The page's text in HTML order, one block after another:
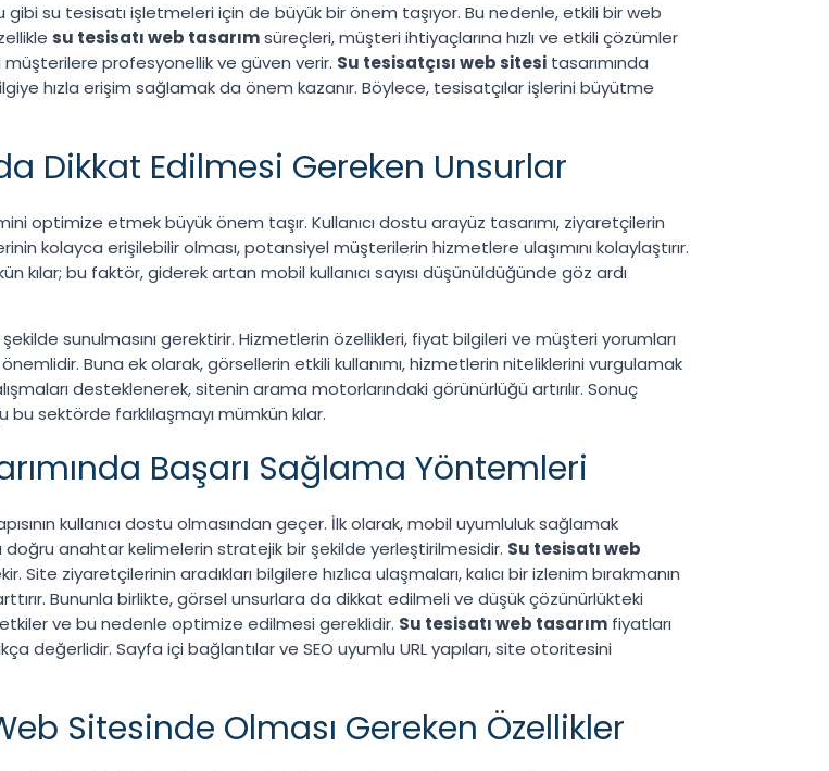
su tesisatı işletmeleri için de büyük bir önem taşıyor. Bu nedenle, etkili bir web
su tesisatı web tasarımsüreçleri, müşteri ihtiyaçlarına hızlı ve etkili çözümler
profesyonellik ve güven verir. Su tesisatçısı web sitesitasarımında
hızla erişim sağlamak da önem kazanır. Böylece, tesisatçılar işlerini büyütme
Dikkat Edilmesi Gereken Unsurlar
optimize etmek büyük önem taşır. Kullanıcı dostu arayüz tasarımı, ziyaretçilerin
kolayca erişilebilir olması, potansiyel müşterilerin hizmetlere ulaşımını kolaylaştırır.
kılar; bu faktör, giderek artan mobil kullanıcı sayısı düşünüldüğünde göz ardı
sunulmasını gerektirir. Hizmetlerin özellikleri, fiyat bilgileri ve müşteri yorumları
Buna ek olarak, görsellerin etkili kullanımı, hizmetlerin niteliklerini vurgulamak
desteklenerek, sitenin arama motorlarındaki görünürlüğü artırılır. Sonuç
sektörde farklılaşmayı mümkün kılar.
Başarı Sağlama Yöntemleri
kullanıcı dostu olmasından geçer. İlk olarak, mobil uyumluluk sağlamak
doğru anahtar kelimelerin stratejik bir şekilde yerleştirilmesidir. Su tesisatı web
ziyaretçilerinin aradıkları bilgilere hızlıca ulaşmaları, kalıcı bir izlenim bırakmanın
Bununla birlikte, görsel unsurlara da dikkat edilmeli ve düşük çözünürlükteki
etkiler ve bu nedenle optimize edilmesi gereklidir. Su tesisatı web tasarımfiyatları
Sayfa içi bağlantılar ve SEO uyumlu URL yapıları, site otoritesini
Sitesinde Olması Gereken Özellikler